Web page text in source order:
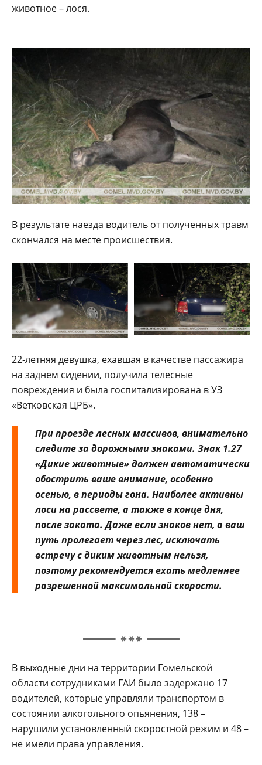
животное – лося.
В результате наезда водитель от полученных травм
скончался на месте происшествия.
22-летняя девушка, ехавшая в качестве пассажира
на заднем сидении, получила телесные
повреждения и была госпитализирована в УЗ
«Ветковская ЦРБ».
При проезде лесных массивов, внимательно
следите за дорожными знаками. Знак 1.27
«Дикие животные» должен автоматически
обострить ваше внимание, особенно
осенью, в периоды гона. Наиболее активны
лоси на рассвете, а также в конце дня,
после заката. Даже если знаков нет, а ваш
путь пролегает через лес, исключать
встречу с диким животным нельзя,
поэтому рекомендуется ехать медленнее
разрешенной максимальной скорости.
В выходные дни на территории Гомельской
области сотрудниками ГАИ было задержано 17
водителей, которые управляли транспортом в
состоянии алкогольного опьянения, 138 –
нарушили установленный скоростной режим и 48 –
не имели права управления.